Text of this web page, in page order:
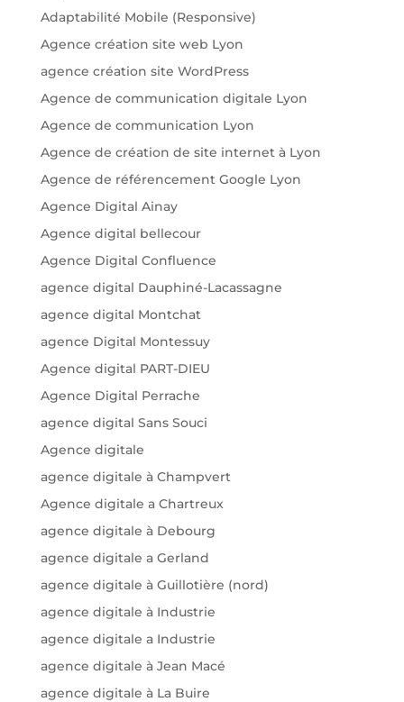
Adaptabilité Mobile (Responsive)
Agence création site web Lyon
agence création site WordPress
Agence de communication digitale Lyon
Agence de communication Lyon
Agence de création de site internet à Lyon
Agence de référencement Google Lyon
Agence Digital Ainay
Agence digital bellecour
Agence Digital Confluence
agence digital Dauphiné-Lacassagne
agence digital Montchat
agence Digital Montessuy
Agence digital PART-DIEU
Agence Digital Perrache
agence digital Sans Souci
Agence digitale
agence digitale à Champvert
Agence digitale a Chartreux
agence digitale à Debourg
agence digitale a Gerland
agence digitale à Guillotière (nord)
agence digitale à Industrie
agence digitale a Industrie
agence digitale à Jean Macé
agence digitale à La Buire